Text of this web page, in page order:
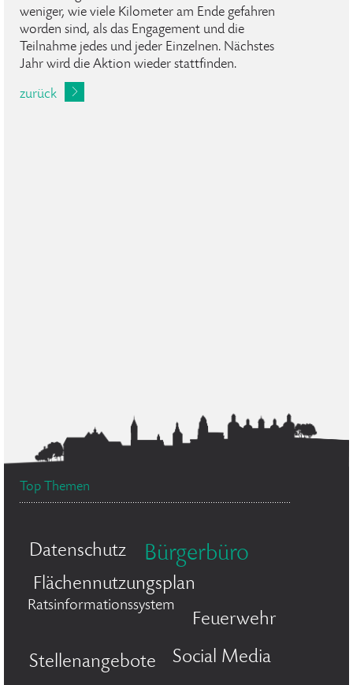
weniger, wie viele Kilometer am Ende gefahren
worden sind, als das Engagement und die
Teilnahme jedes und jeder Einzelnen. Nächstes
Jahr wird die Aktion wieder stattfinden.
zurück
Top Themen
Datenschutz Bürgerbüro
Flächennutzungsplan
Ratsinformationssystem
Feuerwehr
Stellenangebote Social Media